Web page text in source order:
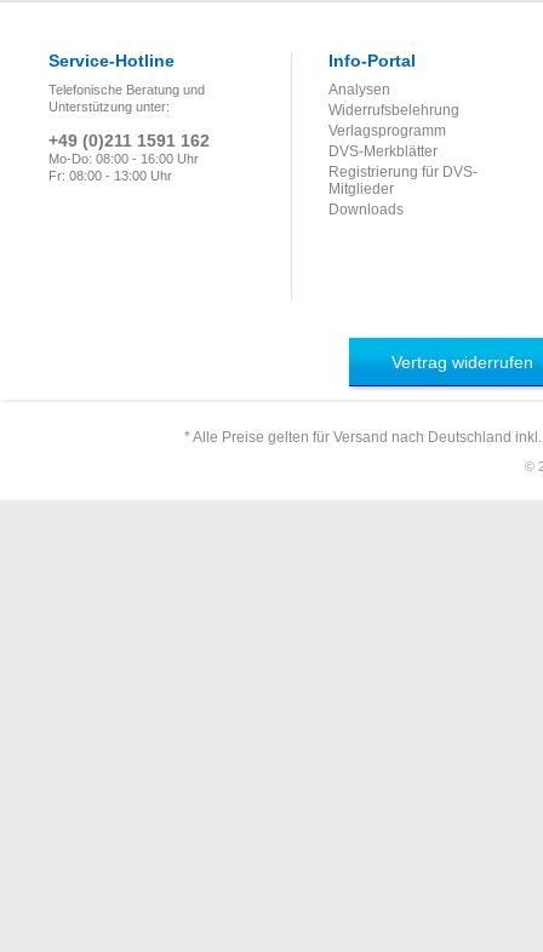
Service-Hotline
Telefonische Beratung und
Unterstützung unter:
+49 (0)211 1591 162
Mo-Do: 08:00 - 16:00 Uhr
Fr: 08:00 - 13:00 Uhr
Info-Portal
Analysen
Widerrufsbelehrung
Verlagsprogramm
DVS-Merkblätter
Registrierung für DVS-
Mitglieder
Downloads
Vertrag widerrufen
* Alle Preise gelten für Versand nach Deutschland
©